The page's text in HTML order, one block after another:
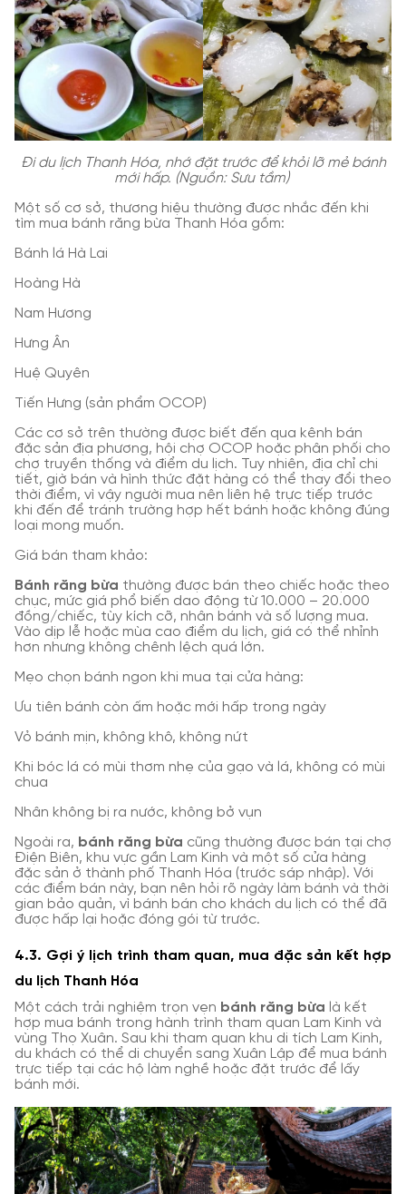
Đi du lịch Thanh Hóa, nhớ đặt trước để khỏi lỡ mẻ bánh
mới hấp. (Nguồn: Sưu tầm)
Một số cơ sở, thương hiệu thường được nhắc đến khi
tìm mua bánh răng bừa Thanh Hóa gồm:
Bánh lá Hà Lai
Hoàng Hà
Nam Hương
Hưng Ân
Huệ Quyên
Tiến Hưng (sản phẩm OCOP)
Các cơ sở trên thường được biết đến qua kênh bán
đặc sản địa phương, hội chợ OCOP hoặc phân phối cho
chợ truyền thống và điểm du lịch. Tuy nhiên, địa chỉ chi
tiết, giờ bán và hình thức đặt hàng có thể thay đổi theo
thời điểm, vì vậy người mua nên liên hệ trực tiếp trước
khi đến để tránh trường hợp hết bánh hoặc không đúng
loại mong muốn.
Giá bán tham khảo:
Bánh răng bừa thường được bán theo chiếc hoặc theo
chục, mức giá phổ biến dao động từ 10.000 – 20.000
đồng/chiếc, tùy kích cỡ, nhân bánh và số lượng mua.
Vào dịp lễ hoặc mùa cao điểm du lịch, giá có thể nhỉnh
hơn nhưng không chênh lệch quá lớn.
Mẹo chọn bánh ngon khi mua tại cửa hàng:
Ưu tiên bánh còn ấm hoặc mới hấp trong ngày
Vỏ bánh mịn, không khô, không nứt
Khi bóc lá có mùi thơm nhẹ của gạo và lá, không có mùi
chua
Nhân không bị ra nước, không bở vụn
Ngoài ra, bánh răng bừa cũng thường được bán tại chợ
Điện Biên, khu vực gần Lam Kinh và một số cửa hàng
đặc sản ở thành phố Thanh Hóa (trước sáp nhập). Với
các điểm bán này, bạn nên hỏi rõ ngày làm bánh và thời
gian bảo quản, vì bánh bán cho khách du lịch có thể đã
được hấp lại hoặc đóng gói từ trước.
4.3. Gợi ý lịch trình tham quan, mua đặc sản kết hợp
du lịch Thanh Hóa
Một cách trải nghiệm trọn vẹn bánh răng bừa là kết
hợp mua bánh trong hành trình tham quan Lam Kinh và
vùng Thọ Xuân. Sau khi tham quan khu di tích Lam Kinh,
du khách có thể di chuyển sang Xuân Lập để mua bánh
trực tiếp tại các hộ làm nghề hoặc đặt trước để lấy
bánh mới.